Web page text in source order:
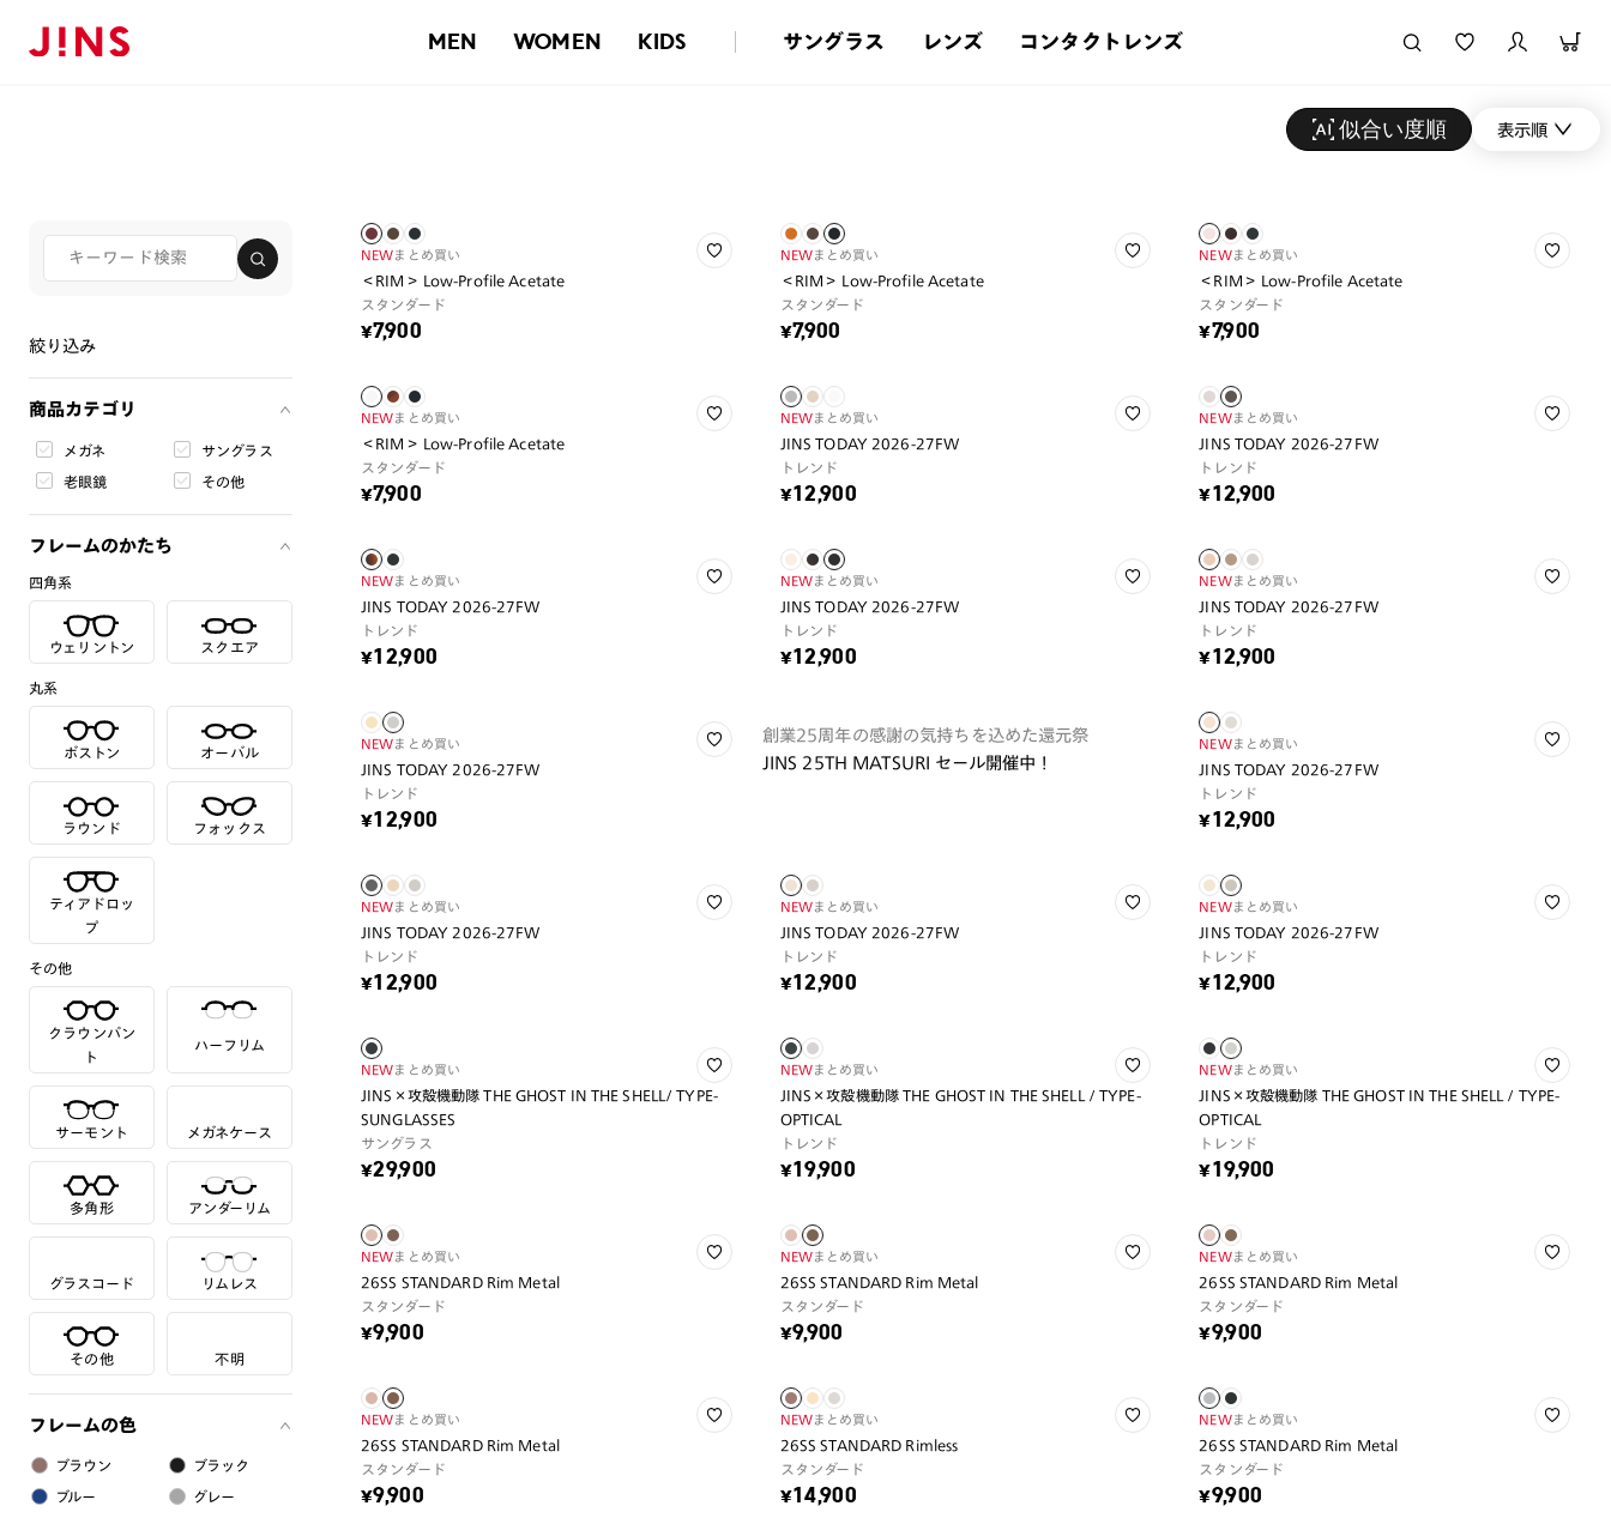
MEN WOMEN KIDS サングラス レンズ コンタクトレンズ
似合い度順 表示順
絞り込み
商品カテゴリ
メガネ サングラス
老眼鏡 その他
フレームのかたち
四角系
ウェリントン スクエア
丸系
ボストン オーバル
ラウンド フォックス
ティアドロッ
プ
その他
クラウンパン
ト
ハーフリム
サーモント メガネケース
多角形 アンダーリム
グラスコード リムレス
その他 不明
フレームの色
ブラウン ブラック
ブルー グレー
NEWまとめ買い
＜RIM＞ Low-Profile Acetate
スタンダード
¥7,900
NEWまとめ買い
＜RIM＞ Low-Profile Acetate
スタンダード
¥7,900
NEWまとめ買い
＜RIM＞ Low-Profile Acetate
スタンダード
¥7,900
NEWまとめ買い
＜RIM＞ Low-Profile Acetate
スタンダード
¥7,900
NEWまとめ買い
JINS TODAY 2026-27FW
トレンド
¥12,900
NEWまとめ買い
JINS TODAY 2026-27FW
トレンド
¥12,900
NEWまとめ買い
JINS TODAY 2026-27FW
トレンド
¥12,900
NEWまとめ買い
JINS TODAY 2026-27FW
トレンド
¥12,900
NEWまとめ買い
JINS TODAY 2026-27FW
トレンド
¥12,900
NEWまとめ買い
JINS TODAY 2026-27FW
トレンド
¥12,900
創業25周年の感謝の気持ちを込めた還元祭
JINS 25TH MATSURI セール開催中！
NEWまとめ買い
JINS TODAY 2026-27FW
トレンド
¥12,900
NEWまとめ買い
JINS TODAY 2026-27FW
トレンド
¥12,900
NEWまとめ買い
JINS TODAY 2026-27FW
トレンド
¥12,900
NEWまとめ買い
JINS TODAY 2026-27FW
トレンド
¥12,900
NEWまとめ買い
JINS×攻殻機動隊 THE GHOST IN THE SHELL/ TYPE-
SUNGLASSES
サングラス
¥29,900
NEWまとめ買い
JINS×攻殻機動隊 THE GHOST IN THE SHELL / TYPE-
OPTICAL
トレンド
¥19,900
NEWまとめ買い
JINS×攻殻機動隊 THE GHOST IN THE SHELL / TYPE-
OPTICAL
トレンド
¥19,900
NEWまとめ買い
26SS STANDARD Rim Metal
スタンダード
¥9,900
NEWまとめ買い
26SS STANDARD Rim Metal
スタンダード
¥9,900
NEWまとめ買い
26SS STANDARD Rim Metal
スタンダード
¥9,900
NEWまとめ買い
26SS STANDARD Rim Metal
スタンダード
¥9,900
NEWまとめ買い
26SS STANDARD Rimless
スタンダード
¥14,900
NEWまとめ買い
26SS STANDARD Rim Metal
スタンダード
¥9,900